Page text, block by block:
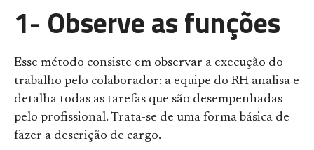
1- Observe as funções
Esse método consiste em observar a execução do
trabalho pelo colaborador: a equipe do RH analisa e
detalha todas as tarefas que são desempenhadas
pelo profissional. Trata-se de uma forma básica de
fazer a descrição de cargo.